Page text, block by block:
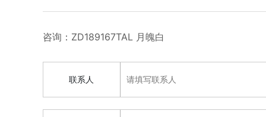
咨询：ZD189167TAL 月魄白
联系人